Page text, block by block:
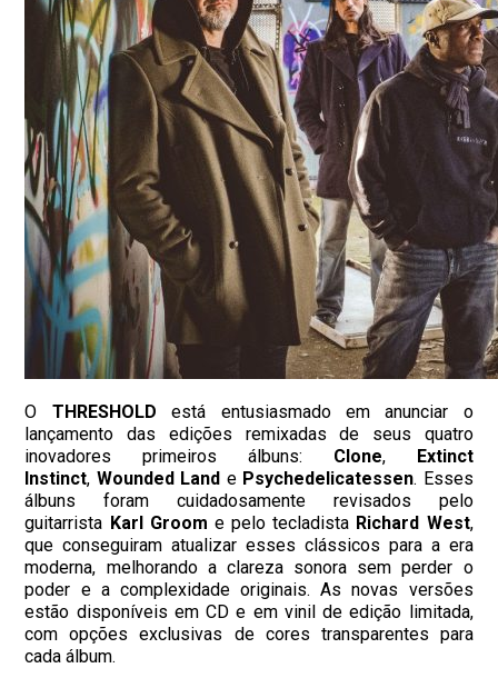
O THRESHOLD está entusiasmado em anunciar o
lançamento das edições remixadas de seus quatro
inovadores primeiros álbuns: Clone, Extinct
Instinct, Wounded Land e Psychedelicatessen. Esses
álbuns foram cuidadosamente revisados pelo
guitarrista Karl Groom e pelo tecladista Richard West,
que conseguiram atualizar esses clássicos para a era
moderna, melhorando a clareza sonora sem perder o
poder e a complexidade originais. As novas versões
estão disponíveis em CD e em vinil de edição limitada,
com opções exclusivas de cores transparentes para
cada álbum.